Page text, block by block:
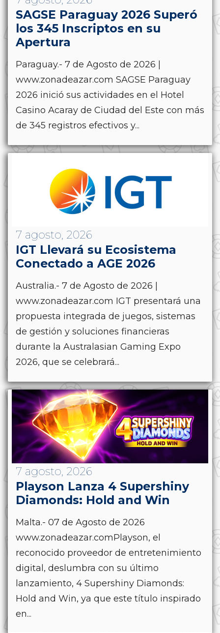
SAGSE Paraguay 2026 Superó
los 345 Inscriptos en su
Apertura
Paraguay.- 7 de Agosto de 2026 |
www.zonadeazar.com SAGSE Paraguay
2026 inició sus actividades en el Hotel
Casino Acaray de Ciudad del Este con más
de 345 registros efectivos y...
7 agosto, 2026
IGT Llevará su Ecosistema
Conectado a AGE 2026
Australia.- 7 de Agosto de 2026 |
www.zonadeazar.com IGT presentará una
propuesta integrada de juegos, sistemas
de gestión y soluciones financieras
durante la Australasian Gaming Expo
2026, que se celebrará...
7 agosto, 2026
Playson Lanza 4 Supershiny
Diamonds: Hold and Win
Malta.- 07 de Agosto de 2026
www.zonadeazar.comPlayson, el
reconocido proveedor de entretenimiento
digital, deslumbra con su último
lanzamiento, 4 Supershiny Diamonds:
Hold and Win, ya que este título inspirado
en...